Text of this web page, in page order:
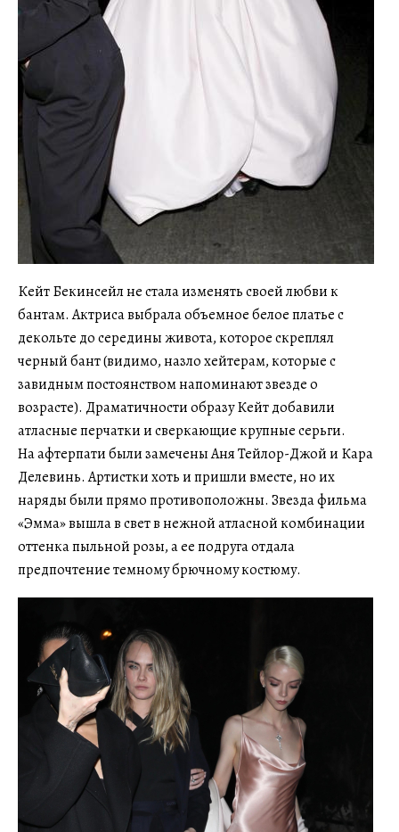
Кейт Бекинсейл не стала изменять своей любви к
бантам. Актриса выбрала объемное белое платье с
декольте до середины живота, которое скреплял
черный бант (видимо, назло хейтерам, которые с
завидным постоянством напоминают звезде о
возрасте). Драматичности образу Кейт добавили
атласные перчатки и сверкающие крупные серьги.
На афтерпати были замечены Аня Тейлор-Джой и Кара
Делевинь. Артистки хоть и пришли вместе, но их
наряды были прямо противоположны. Звезда фильма
«Эмма» вышла в свет в нежной атласной комбинации
оттенка пыльной розы, а ее подруга отдала
предпочтение темному брючному костюму.